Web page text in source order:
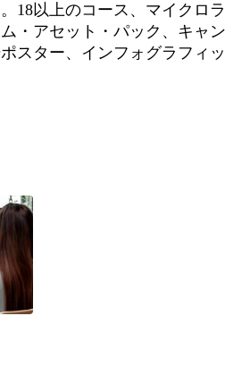
18以上のコース、マイクロラ
・アセット・パック、キャン
スター、インフォグラフィッ